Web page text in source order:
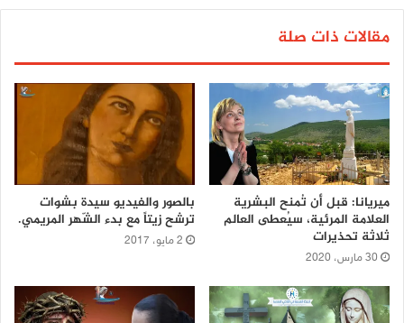
مقالات ذات صلة
ميريانا: قبل أن تُمنح البشرية
العلامة المرئية، سيُعطى العالم
ثلاثة تحذيرات
30 مارس، 2020
بالصور والفيديو سيدة بشوات
ترشح زيتاً مع بدء الشّهر المريمي.
2 مايو، 2017